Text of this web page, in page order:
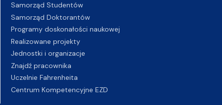
Samorząd Studentów
Samorząd Doktorantów
Programy doskonałości naukowej
Realizowane projekty
Jednostki i organizacje
Znajdź pracownika
Uczelnie Fahrenheita
Centrum Kompetencyjne EZD